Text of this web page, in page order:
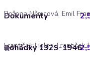
Dokumenty
2